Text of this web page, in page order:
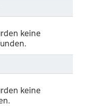
keine
keine